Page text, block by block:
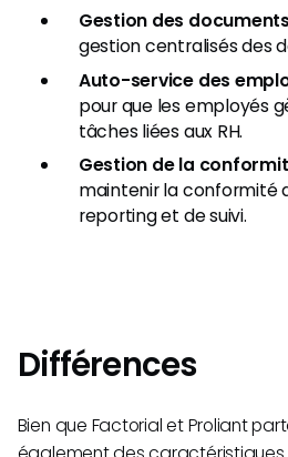
Gestion des
gestion centralisés des
Auto-service des
pour que les employés
tâches liées aux RH.
Gestion de la
maintenir la conformité
reporting et de suivi.
Différences
Bien que Factorial et Proliant